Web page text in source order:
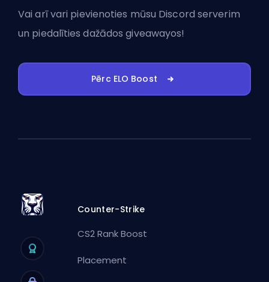
Vai arī vari pievienoties mūsu Discord serverim
un piedalīties dažādos giveawayos!
Pērc ELO Boost
Counter-Strike
CS2 Rank Boost
Placement